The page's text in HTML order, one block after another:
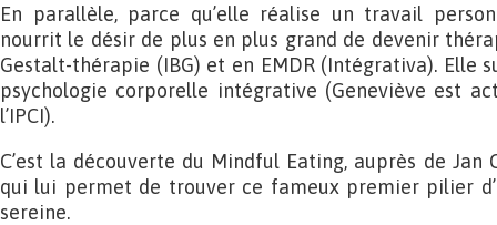
En parallèle, parce qu’elle réalise un travail
nourrit le désir de plus en plus grand de devenir
Gestalt-thérapie (IBG) et en EMDR (Intégrativa). Elle
psychologie corporelle intégrative (Geneviève est
l’IPCI).
C’est la découverte du Mindful Eating, auprès de Jan
qui lui permet de trouver ce fameux premier pilier
sereine.